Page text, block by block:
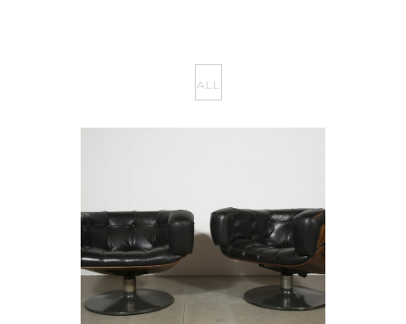
ALL
PAIR OF CHAIRS MARTIN
GRIERSON